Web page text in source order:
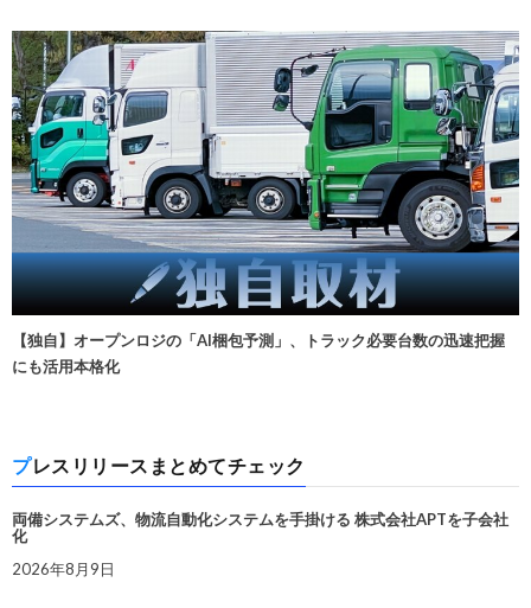
【独自】オープンロジの「AI梱包予測」、トラック必要台数の迅速把握
にも活用本格化
プレスリリースまとめてチェック
両備システムズ、物流自動化システムを手掛ける 株式会社APTを子会社
化
2026年8月9日